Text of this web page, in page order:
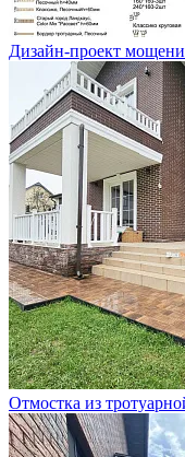
Дизайн-проект
Отмостка из